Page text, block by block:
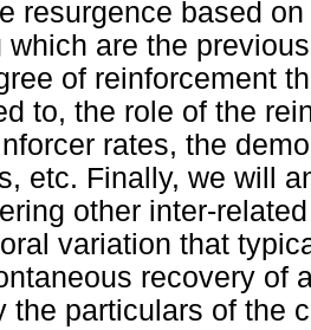
resurgence based
which are the
of reinforcement
to, the role of the
rates, the
etc. Finally, we will
other inter-
variation that
recovery of
the particulars of the